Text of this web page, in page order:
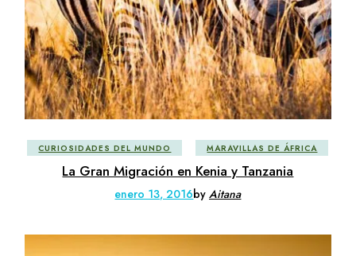
CURIOSIDADES DEL MUNDO MARAVILLAS DE ÁFRICA
La Gran Migración en Kenia y Tanzania
enero 13, 2016byAitana